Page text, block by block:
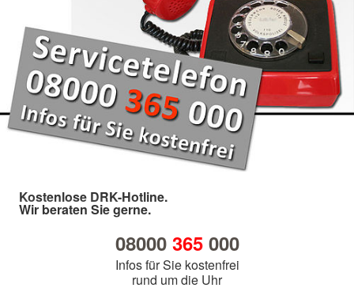
Kostenlose DRK-Hotline.
Wir beraten Sie gerne.
08000 365000
Infos für Sie kostenfrei
rund um die Uhr